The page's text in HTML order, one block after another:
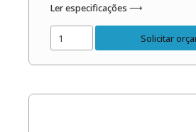
dos patamares corretos do
do Produto: 49800 Confira
Produto: Manual Regulador
SRGT-10A.
Ler especificações ⟶
Solicitar